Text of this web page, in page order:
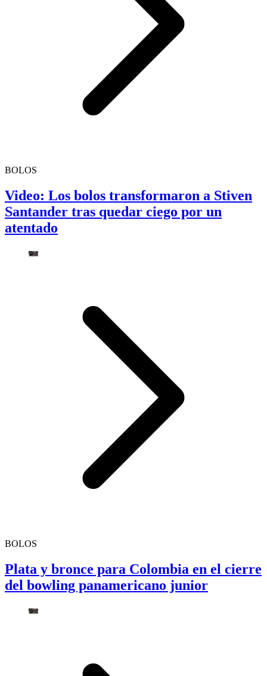
BOLOS
Video: Los bolos transformaron a Stiven
Santander tras quedar ciego por un
atentado
BOLOS
Plata y bronce para Colombia en el cierre
del bowling panamericano junior